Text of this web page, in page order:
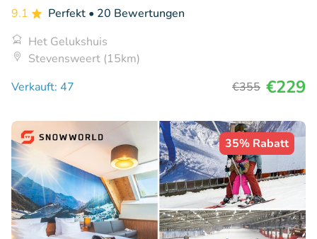
9.1 Perfekt • 20 Bewertungen
Het Gelukshuis
Stevensweert (15km)
Verkauft: 47
€355 €229
35% Rabatt